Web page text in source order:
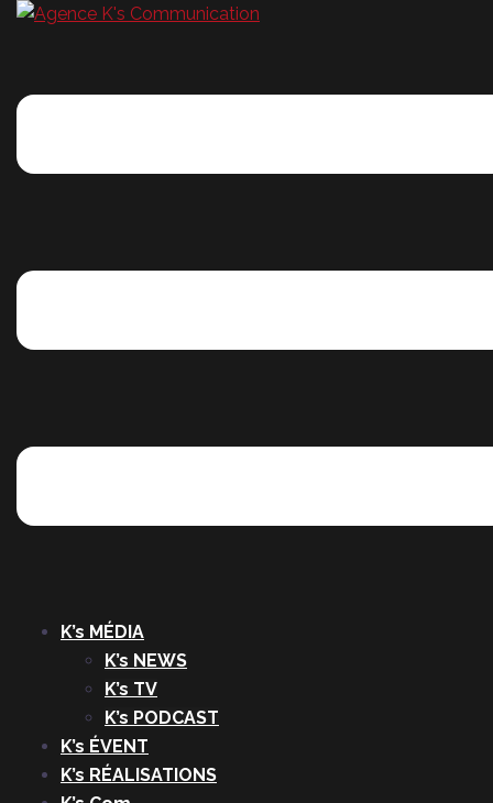
K’s MÉDIA
K’s NEWS
K’s TV
K’s PODCAST
K’s ÉVENT
K’s RÉALISATIONS